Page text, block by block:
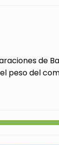
peso del